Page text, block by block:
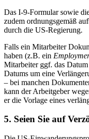
Das I-9-Formular sowie
zudem ordnungsgemäß
durch die US-Regierung.
Falls ein Mitarbeiter
haben (z.B. ein
Mitarbeiter ggf. das
Datums um eine
– bei manchen
kann der Arbeitgeber
er die Vorlage eines
5. Seien Sie auf